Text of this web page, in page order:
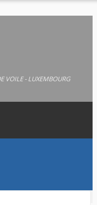
VOILE - LUXEMBOURG